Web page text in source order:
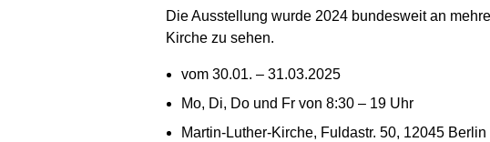
Die Ausstellung wurde 2024 bundesweit an
Kirche zu sehen.
vom 30.01. – 31.03.2025
Mo, Di, Do und Fr von 8:30 – 19 Uhr
Martin-Luther-Kirche, Fuldastr. 50, 12045 Berlin